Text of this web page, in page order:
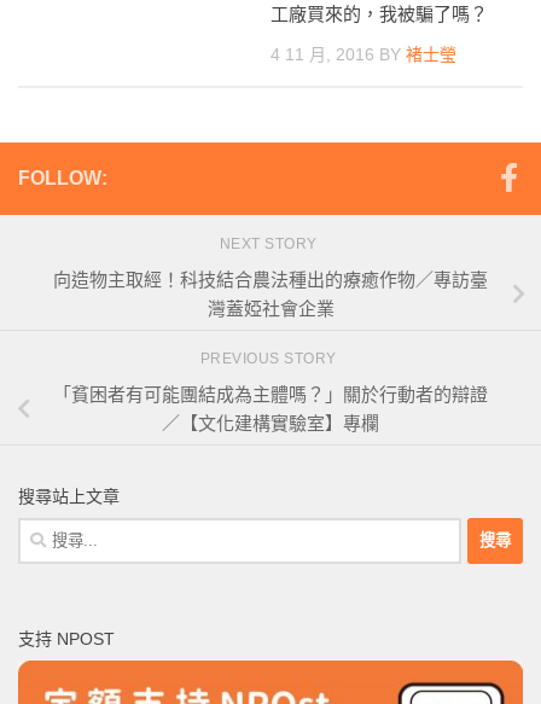
工廠買來的，我被騙了嗎？
4 11 月, 2016 BY 褚士瑩
FOLLOW:
NEXT STORY
向造物主取經！科技結合農法種出的療癒作物／專訪臺
灣蓋婭社會企業
PREVIOUS STORY
「貧困者有可能團結成為主體嗎？」關於行動者的辯證
／【文化建構實驗室】專欄
搜尋站上文章
搜
尋
字:
支持 NPOST